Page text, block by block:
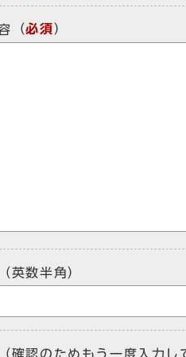
（必須）
英数半角）
確認のためもう一度入力し